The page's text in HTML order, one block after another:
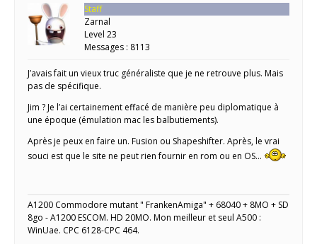
Staff
Zarnal
Level 23
Messages : 8113
J’avais fait un vieux truc généraliste que je ne retrouve plus. Mais
pas de spécifique.
Jim ? Je l’ai certainement effacé de manière peu diplomatique à
une époque (émulation mac les balbutiements).
Après je peux en faire un. Fusion ou Shapeshifter. Après, le vrai
souci est que le site ne peut rien fournir en rom ou en OS…
A1200 Commodore mutant " FrankenAmiga" + 68040 + 8MO + SD
8go - A1200 ESCOM. HD 20MO. Mon meilleur et seul A500 :
WinUae. CPC 6128-CPC 464.